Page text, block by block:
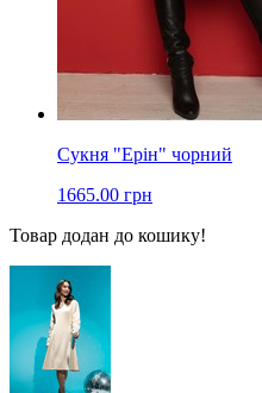
Сукня "Ерін" чорний
1665.00 грн
Товар додан до кошику!